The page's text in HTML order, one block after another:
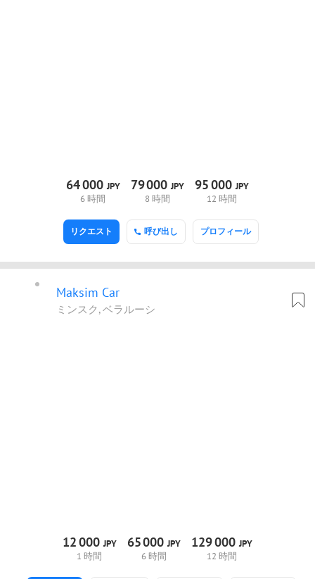
64000JPY
6 時間
79000JPY
8 時間
95000JPY
12 時間
呼び出し プロフィール
リクエスト
Maksim Car
ミンスク, ベラルーシ
12000JPY
1 時間
65000JPY
6 時間
129000JPY
12 時間